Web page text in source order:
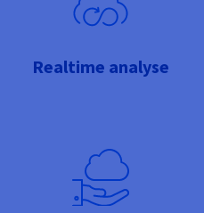
Realtime analyse